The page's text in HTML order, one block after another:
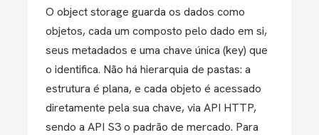
O object storage guarda os dados como
objetos, cada um composto pelo dado em si,
seus metadados e uma chave única (key) que
o identifica. Não há hierarquia de pastas: a
estrutura é plana, e cada objeto é acessado
diretamente pela sua chave, via API HTTP,
sendo a API S3 o padrão de mercado. Para